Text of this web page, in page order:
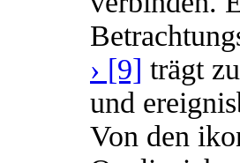
› [9] trägt
und
Von den